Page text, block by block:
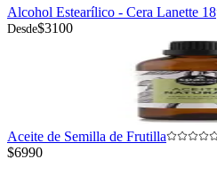
Alcohol Estearílico - Cera Lanette 18
Desde$3100
Aceite de Semilla de Frutilla
$6990